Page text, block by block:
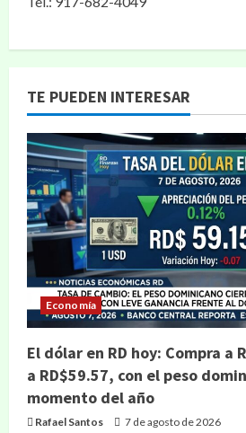
TE PUEDEN INTERESAR
Economía
El dólar en RD hoy: Compra a
a RD$59.57, con el peso
momento del año
Rafael Santos 7 de agosto de 2026